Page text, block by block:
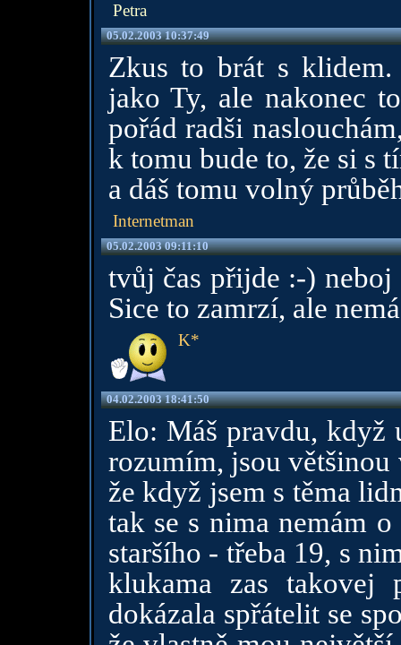
Petra
05.02.2003 10:37:49
Zkus to brát s
jako Ty, ale nakonec
pořád radši
k tomu bude to, že si s
a dáš tomu volný
Internetman
05.02.2003 09:11:10
tvůj čas přijde :-)
Sice to zamrzí, ale
K*
04.02.2003 18:41:50
Elo: Máš pravdu, když
rozumím, jsou
že když jsem s těma
tak se s nima nemám
staršího - třeba 19, s
klukama zas takovej
dokázala spřátelit se